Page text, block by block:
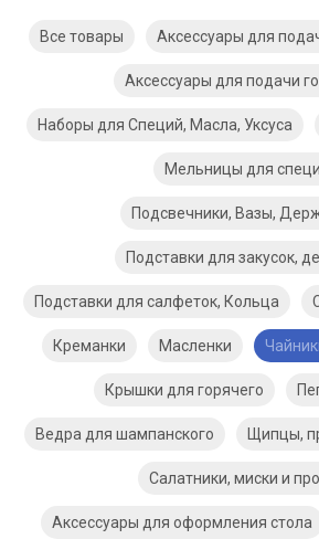
Все товары
Аксессуары для подачи
Наборы для Специй, Масла, Уксуса
Мельницы для
Подсвечники, Вазы,
Подставки для закусок,
Подставки для салфеток, Кольца
Креманки Масленки
Крышки для горячего
Ведра для шампанского Щипцы,
Салатники, миски и
Аксессуары для оформления стола